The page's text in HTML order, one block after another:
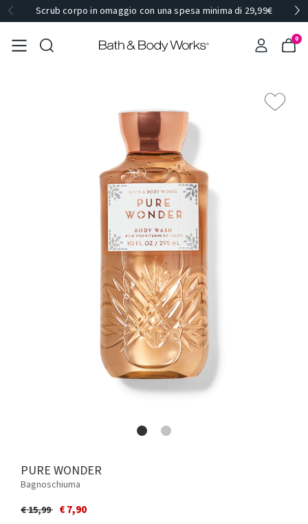
Scrub corpo in omaggio con una spesa minima di 29,99€
0
PURE WONDER
Bagnoschiuma
Price reduced from
€ 15,99to€ 7,90